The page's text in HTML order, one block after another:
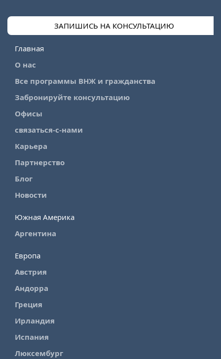
ЗАПИШИСЬ НА КОНСУЛЬТАЦИЮ
Главная
О нас
Все программы ВНЖ и гражданства
Забронируйте консультацию
Офисы
связаться-с-нами
Карьера
Партнерство
Блог
Новости
Южная Америка
Аргентина
Европа
Австрия
Андорра
Греция
Ирландия
Испания
Люксембург